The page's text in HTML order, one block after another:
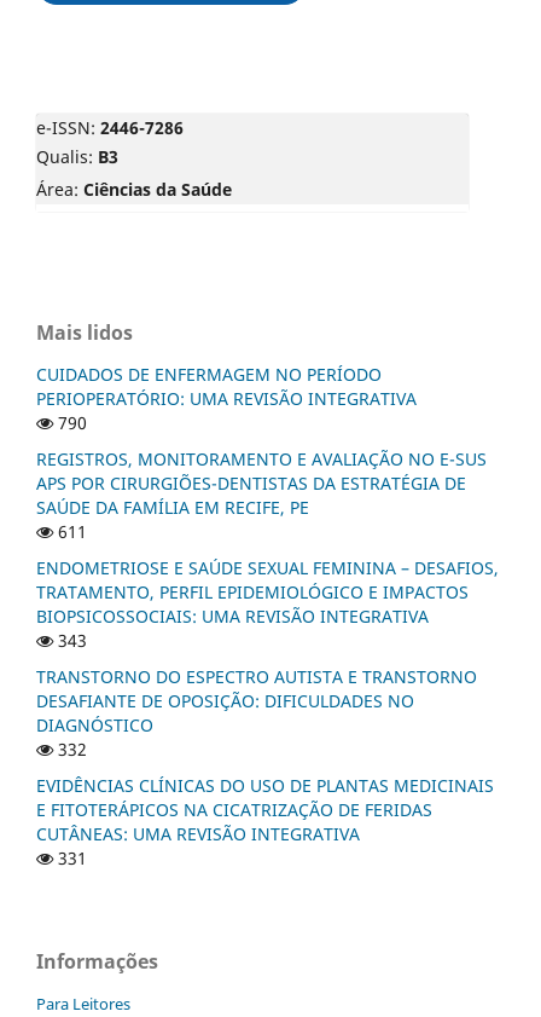
e-ISSN: 2446-7286
Qualis: B3
Área: Ciências da Saúde
Mais lidos
CUIDADOS DE ENFERMAGEM NO PERÍODO
PERIOPERATÓRIO: UMA REVISÃO INTEGRATIVA
790
REGISTROS, MONITORAMENTO E AVALIAÇÃO NO E-SUS
APS POR CIRURGIÕES-DENTISTAS DA ESTRATÉGIA DE
SAÚDE DA FAMÍLIA EM RECIFE, PE
611
ENDOMETRIOSE E SAÚDE SEXUAL FEMININA – DESAFIOS,
TRATAMENTO, PERFIL EPIDEMIOLÓGICO E IMPACTOS
BIOPSICOSSOCIAIS: UMA REVISÃO INTEGRATIVA
343
TRANSTORNO DO ESPECTRO AUTISTA E TRANSTORNO
DESAFIANTE DE OPOSIÇÃO: DIFICULDADES NO
DIAGNÓSTICO
332
EVIDÊNCIAS CLÍNICAS DO USO DE PLANTAS MEDICINAIS
E FITOTERÁPICOS NA CICATRIZAÇÃO DE FERIDAS
CUTÂNEAS: UMA REVISÃO INTEGRATIVA
331
Informações
Para Leitores